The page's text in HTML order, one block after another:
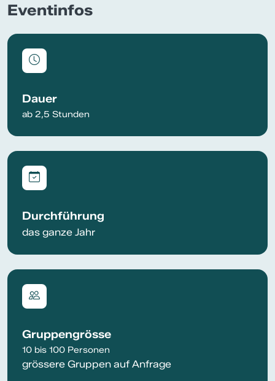
Eventinfos
Dauer
ab 2,5 Stunden
Durchführung
das ganze Jahr
Gruppengrösse
10 bis 100 Personen
grössere Gruppen auf Anfrage